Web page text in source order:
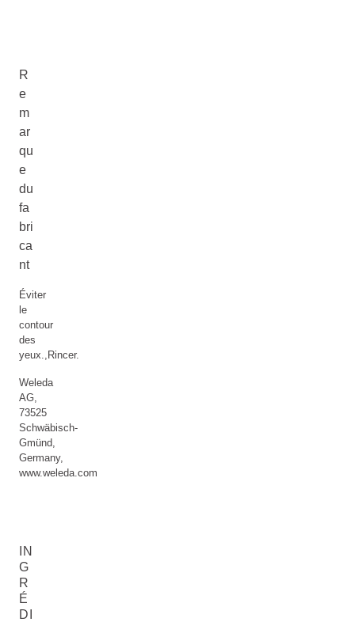
R
e
m
ar
qu
e
du
fa
bri
ca
nt
Éviter
le
contour
des
yeux.,Rincer.
Weleda
AG,
73525
Schwäbisch-
Gmünd,
Germany,
www.weleda.com
IN
G
R
É
DI